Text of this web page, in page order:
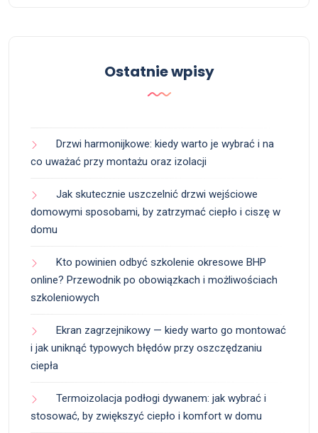
Ostatnie wpisy
Drzwi harmonijkowe: kiedy warto je wybrać i na
co uważać przy montażu oraz izolacji
Jak skutecznie uszczelnić drzwi wejściowe
domowymi sposobami, by zatrzymać ciepło i ciszę w
domu
Kto powinien odbyć szkolenie okresowe BHP
online? Przewodnik po obowiązkach i możliwościach
szkoleniowych
Ekran zagrzejnikowy — kiedy warto go montować
i jak uniknąć typowych błędów przy oszczędzaniu
ciepła
Termoizolacja podłogi dywanem: jak wybrać i
stosować, by zwiększyć ciepło i komfort w domu